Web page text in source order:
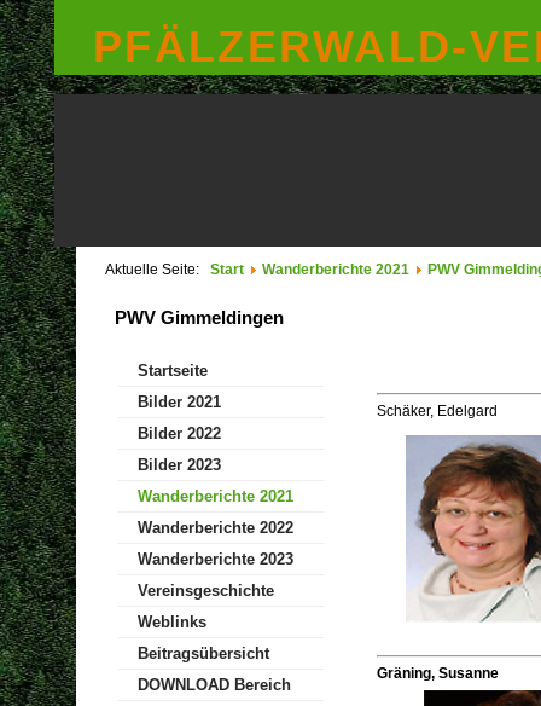
PFÄLZERWALD-
Aktuelle Seite: Start Wanderberichte 2021 PWV
Schäker, Edelgard
Gräning, Susanne
PWV Gimmeldingen
Startseite
Bilder 2021
Bilder 2022
Bilder 2023
Wanderberichte 2021
Wanderberichte 2022
Wanderberichte 2023
Vereinsgeschichte
Weblinks
Beitragsübersicht
DOWNLOAD Bereich